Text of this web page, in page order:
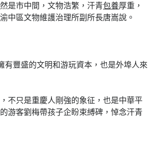
是市中間，文物浩繁，汗青包養厚重，
中區文物維護治理所副所長唐嵩說。
豐盛的文明和游玩資本，也是外埠人來
不只是重慶人剛強的象征，也是中華平
游客劉梅帶孩子企盼束縛碑，悼念汗青